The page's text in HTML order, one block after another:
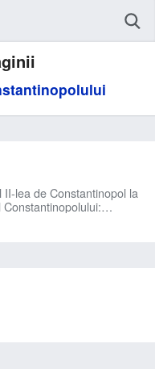
lea de Constantinopol la